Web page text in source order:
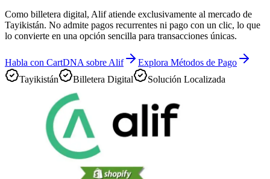
Como billetera digital, Alif atiende exclusivamente al mercado de
Tayikistán. No admite pagos recurrentes ni pago con un clic, lo que
lo convierte en una opción sencilla para transacciones únicas.
Habla con CartDNA sobre Alif
Explora Métodos de Pago
Tayikistán
Billetera Digital Solución Localizada